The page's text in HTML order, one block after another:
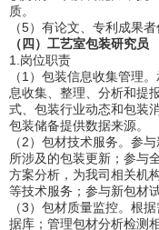
质。
（5）有论文、专利成果者
（四）工艺室包装研究员
1.岗位职责
（1）包装信息收集管理
息收集、整理、分析和提
式、包装行业动态和包装
包装储备提供数据来源。
（2）包材技术服务。参
所涉及的包装更新；参与
方案分析，为我司相关机
等技术服务；参与新包材试
（3）包材质量监控。根
据库；管理包材分析检测